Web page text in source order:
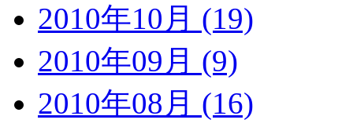
2010年10月 (19)
2010年09月 (9)
2010年08月 (16)